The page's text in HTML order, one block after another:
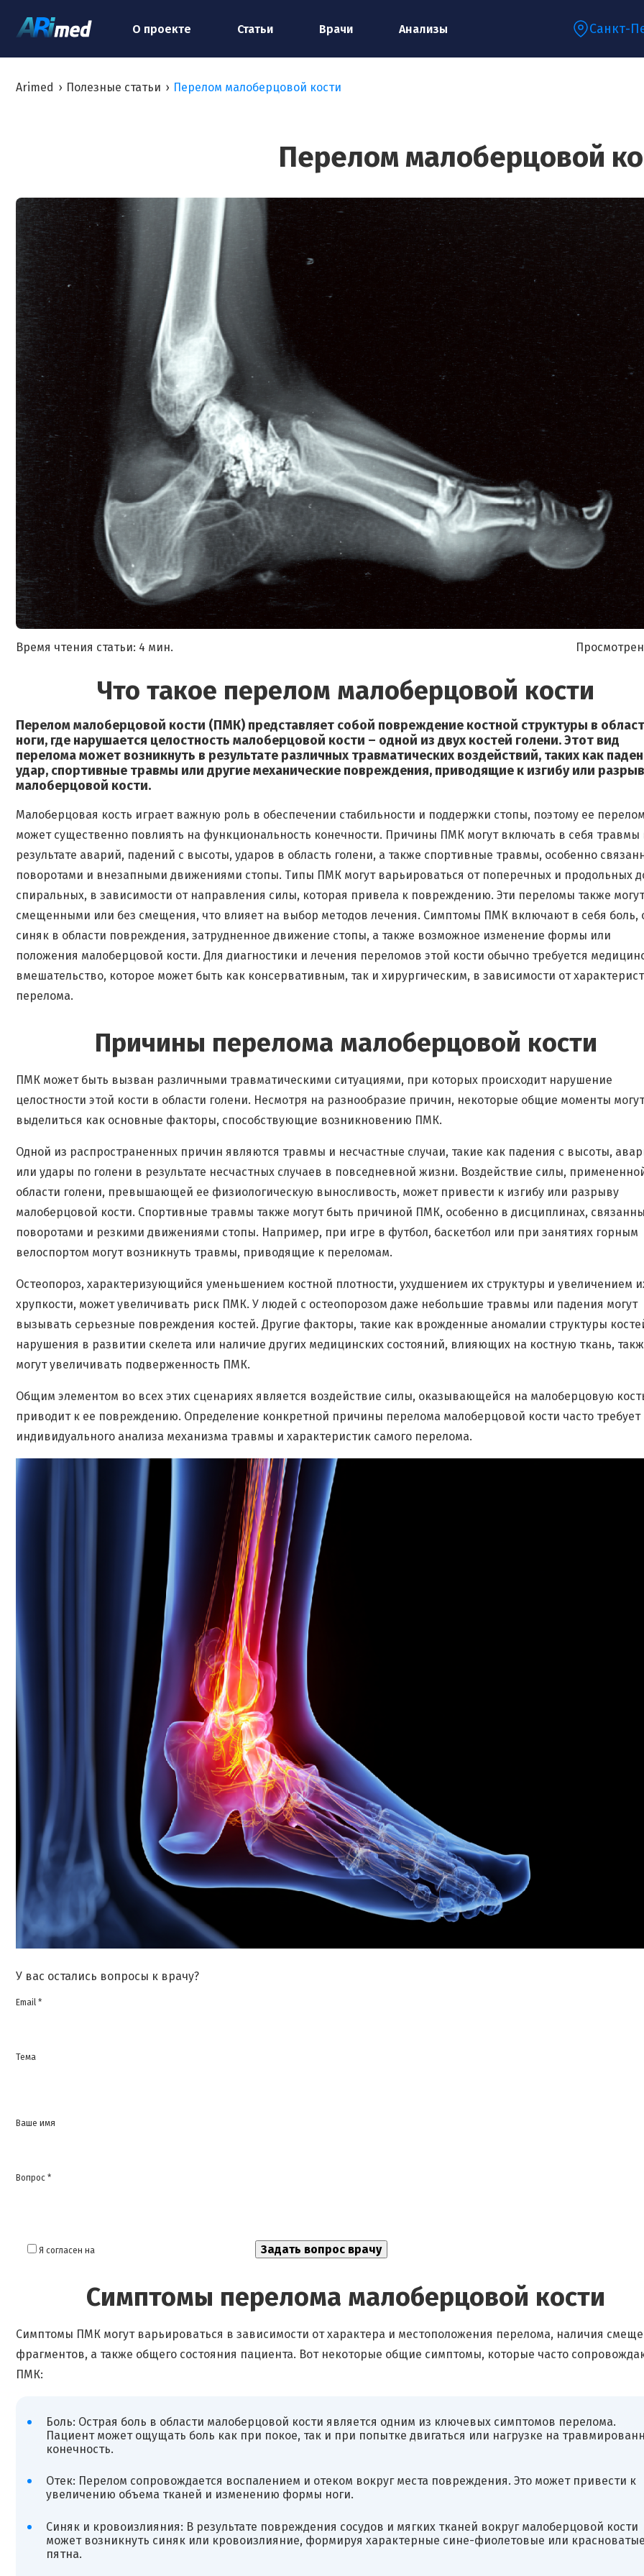
О проекте Статьи Врачи Анализы Санкт-
Arimed › Полезные статьи › Перелом малоберцовой кости
Перелом малоберцовой
Время чтения статьи: 4 мин.
Что такое перелом малоберцовой кости
Перелом малоберцовой кости (ПМК) представляет собой повреждение костной структуры в
ноги, где нарушается целостность малоберцовой кости – одной из двух костей голени. Этот вид
перелома может возникнуть в результате различных травматических воздействий, таких как
удар, спортивные травмы или другие механические повреждения, приводящие к изгибу или
малоберцовой кости.
Малоберцовая кость играет важную роль в обеспечении стабильности и поддержки стопы, поэтому ее перелом
может существенно повлиять на функциональность конечности. Причины ПМК могут включать в себя травмы
результате аварий, падений с высоты, ударов в область голени, а также спортивные травмы, особенно
поворотами и внезапными движениями стопы. Типы ПМК могут варьироваться от поперечных и продольных
спиральных, в зависимости от направления силы, которая привела к повреждению. Эти переломы также
смещенными или без смещения, что влияет на выбор методов лечения. Симптомы ПМК включают в себя боль,
синяк в области повреждения, затрудненное движение стопы, а также возможное изменение формы или
положения малоберцовой кости. Для диагностики и лечения переломов этой кости обычно требуется
вмешательство, которое может быть как консервативным, так и хирургическим, в зависимости от
перелома.
Причины перелома малоберцовой кости
ПМК может быть вызван различными травматическими ситуациями, при которых происходит нарушение
целостности этой кости в области голени. Несмотря на разнообразие причин, некоторые общие моменты могут
выделиться как основные факторы, способствующие возникновению ПМК.
Одной из распространенных причин являются травмы и несчастные случаи, такие как падения с высоты,
или удары по голени в результате несчастных случаев в повседневной жизни. Воздействие силы,
области голени, превышающей ее физиологическую выносливость, может привести к изгибу или разрыву
малоберцовой кости. Спортивные травмы также могут быть причиной ПМК, особенно в дисциплинах,
поворотами и резкими движениями стопы. Например, при игре в футбол, баскетбол или при занятиях горным
велоспортом могут возникнуть травмы, приводящие к переломам.
Остеопороз, характеризующийся уменьшением костной плотности, ухудшением их структуры и увеличением
хрупкости, может увеличивать риск ПМК. У людей с остеопорозом даже небольшие травмы или падения могут
вызывать серьезные повреждения костей. Другие факторы, такие как врожденные аномалии структуры
нарушения в развитии скелета или наличие других медицинских состояний, влияющих на костную ткань,
могут увеличивать подверженность ПМК.
Общим элементом во всех этих сценариях является воздействие силы, оказывающейся на малоберцовую
приводит к ее повреждению. Определение конкретной причины перелома малоберцовой кости часто требует
индивидуального анализа механизма травмы и характеристик самого перелома.
У вас остались вопросы к врачу?
Email *
Тема
Ваше имя
Вопрос *
Я согласен на
Симптомы перелома малоберцовой кости
Симптомы ПМК могут варьироваться в зависимости от характера и местоположения перелома, наличия
фрагментов, а также общего состояния пациента. Вот некоторые общие симптомы, которые часто
ПМК:
Боль: Острая боль в области малоберцовой кости является одним из ключевых симптомов перелома.
Пациент может ощущать боль как при покое, так и при попытке двигаться или нагрузке на
конечность.
Отек: Перелом сопровождается воспалением и отеком вокруг места повреждения. Это может привести к
увеличению объема тканей и изменению формы ноги.
Синяк и кровоизлияния: В результате повреждения сосудов и мягких тканей вокруг малоберцовой кости
может возникнуть синяк или кровоизлияние, формируя характерные сине-фиолетовые или красноватые
пятна.
специалисту
Ваш телефон:*
Ваш e-mail:*
обработку моих персональных данных